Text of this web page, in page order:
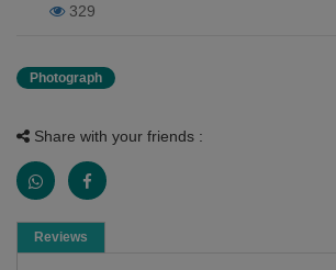
329
Photograph
Share with your friends :
Reviews